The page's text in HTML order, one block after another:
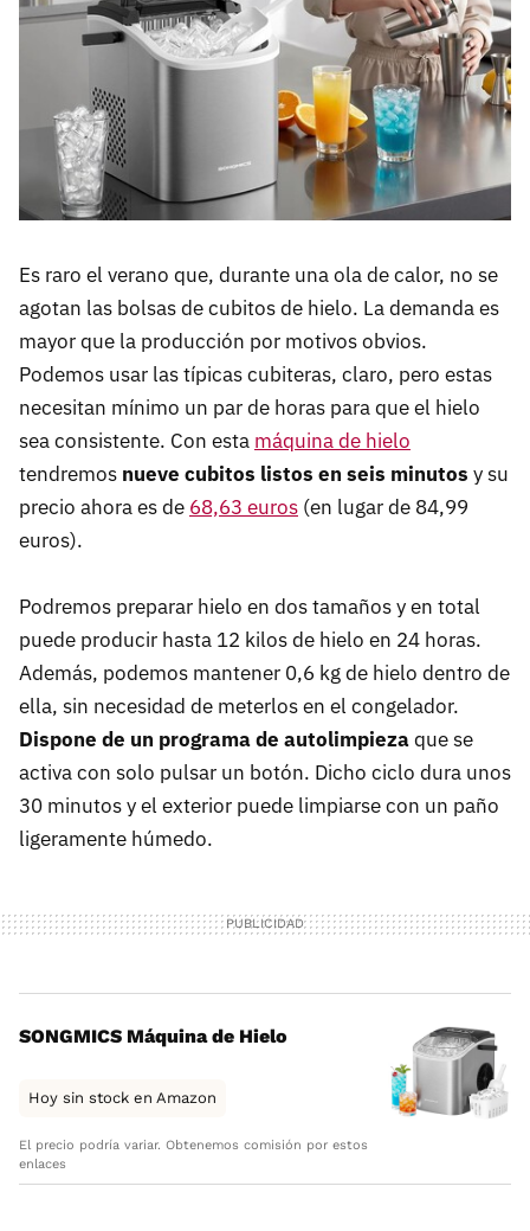
Es raro el verano que, durante una ola de calor, no se
agotan las bolsas de cubitos de hielo. La demanda es
mayor que la producción por motivos obvios.
Podemos usar las típicas cubiteras, claro, pero estas
necesitan mínimo un par de horas para que el hielo
sea consistente. Con esta máquina de hielo
tendremos nueve cubitos listos en seis minutos y su
precio ahora es de 68,63 euros (en lugar de 84,99
euros).
Podremos preparar hielo en dos tamaños y en total
puede producir hasta 12 kilos de hielo en 24 horas.
Además, podemos mantener 0,6 kg de hielo dentro de
ella, sin necesidad de meterlos en el congelador.
Dispone de un programa de autolimpiezaque se
activa con solo pulsar un botón. Dicho ciclo dura unos
30 minutos y el exterior puede limpiarse con un paño
ligeramente húmedo.
SONGMICS Máquina de Hielo
Hoy sin stock en Amazon
El precio podría variar. Obtenemos comisión por estos
enlaces